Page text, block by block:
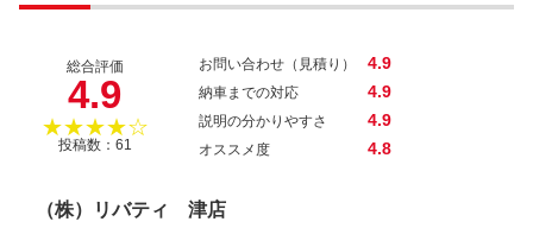
総合評価
4.9
★★★★☆
投稿数：61
お問い合わせ（見積り） 4.9
納車までの対応 4.9
説明の分かりやすさ 4.9
オススメ度 4.8
（株）リバティ 津店